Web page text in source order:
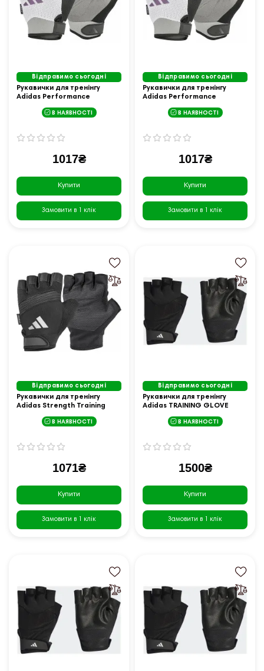
Відправимо сьогодні
Рукавички для тренінгу
Adidas Performance
біло-сірі
В НАЯВНОСТІ
1017₴
Купити
Замовити в 1 клік
Відправимо сьогодні
Рукавички для тренінгу
Adidas Performance
біло-сірі
В НАЯВНОСТІ
1017₴
Купити
Замовити в 1 клік
Відправимо сьогодні
Рукавички для тренінгу
Adidas Strength Training
В НАЯВНОСТІ
1071₴
Купити
Замовити в 1 клік
Відправимо сьогодні
Рукавички для тренінгу
Adidas TRAINING GLOVE
В НАЯВНОСТІ
1500₴
Купити
Замовити в 1 клік